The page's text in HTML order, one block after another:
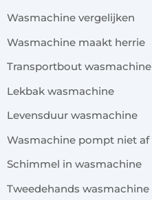
Wasmachine vergelijken
Wasmachine maakt herrie
Transportbout wasmachine
Lekbak wasmachine
Levensduur wasmachine
Wasmachine pompt niet af
Schimmel in wasmachine
Tweedehands wasmachine